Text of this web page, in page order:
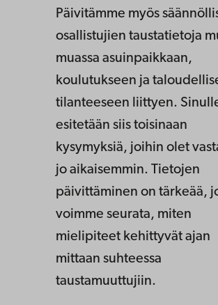
Päivitämme myös
osallistujien taustatietoja
muassa asuinpaikkaan,
koulutukseen ja
tilanteeseen liittyen.
esitetään siis toisinaan
kysymyksiä, joihin olet
jo aikaisemmin. Tietojen
päivittäminen on tärkeää,
voimme seurata, miten
mielipiteet kehittyvät ajan
mittaan suhteessa
taustamuuttujiin.